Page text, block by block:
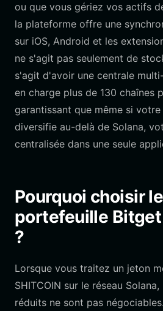
ou que vous gériez vos actifs
la plateforme offre une
sur iOS, Android et les
ne s'agit pas seulement de
s'agit d'avoir une centrale
en charge plus de 130 chaînes
garantissant que même si
diversifie au-delà de Solana,
centralisée dans une seule
Pourquoi choisir le
portefeuille Bitget
?
Lorsque vous traitez un jeton
SHITCOIN sur le réseau
réduits ne sont pas